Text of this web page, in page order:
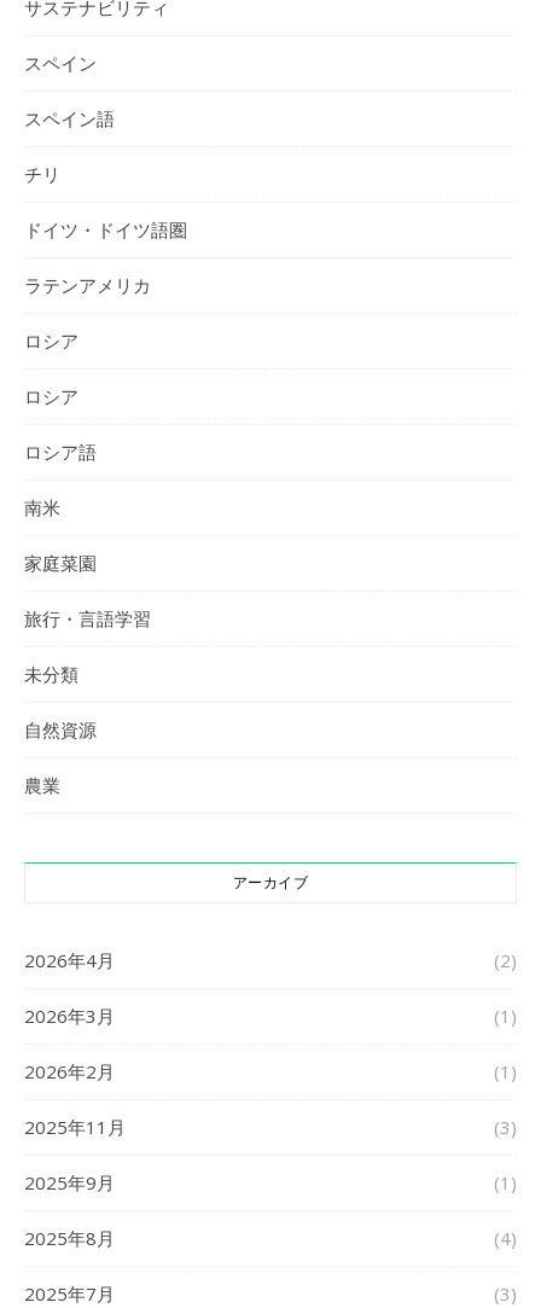
サステナビリティ
スペイン
スペイン語
チリ
ドイツ・ドイツ語圏
ラテンアメリカ
ロシア
ロシア
ロシア語
南米
家庭菜園
旅行・言語学習
未分類
自然資源
農業
アーカイブ
2026年4月 (2)
2026年3月 (1)
2026年2月 (1)
2025年11月 (3)
2025年9月 (1)
2025年8月 (4)
2025年7月 (3)